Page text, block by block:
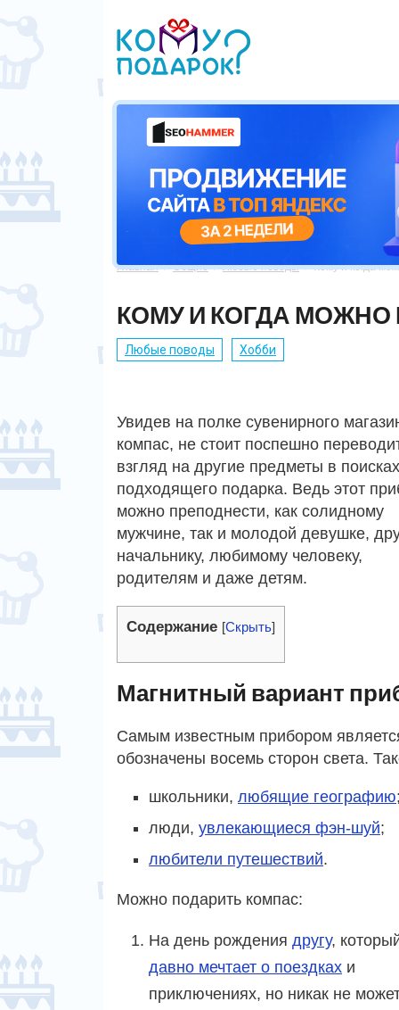
Главная  Общие  Любые поводы  Кому и когда
КОМУ И КОГДА
Любые поводы Хобби
Увидев на полке сувенирного
компас, не стоит поспешно
взгляд на другие предметы в поисках
подходящего подарка. Ведь этот
можно преподнести, как солидному
мужчине, так и молодой девушке,
начальнику, любимому человеку,
родителям и даже детям.
Содержание [Скрыть]
Магнитный вариант
Самым известным прибором
обозначены восемь сторон света.
школьники, любящие географию
люди, увлекающиеся фэн-шуй;
любители путешествий.
Можно подарить компас:
На день рождения другу,
давно мечтает о поездках и
приключениях, но никак не